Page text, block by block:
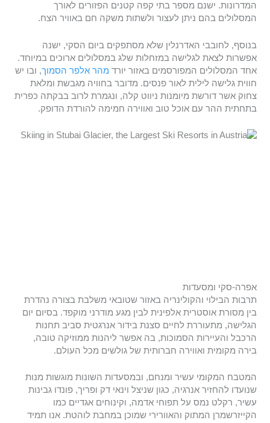
המדרונות. ישנם מספר בתי קפה קטנים הפזורים לאורך
המסלולים בהם ניתן לעצור ולשתות משקה חם באוויר הצח.
בנוסף, לחובבי האדרנלין שלא מסתפקים ביום הסקי, ישנה
אפשרות לצאת לגלישה במזחלות שלג במסלולים ארוכים במיוחד.
אחד המסלולים המפורסמים באזור יורד מהר אלפר הסמוך, ובו יש
חווית גלישה לילית לאור פנסים. מדובר בחוויה מגבשת ומלאת
צחוק אשר דורשת מיומנות ניווט קלה, ונגמרת לרוב בבקתה כפרית
בתחתית ההר עם אוכל טוב ואווירה חמימה להורדת הדופק.
אפרה-סקי ומסעדות
תרבות הבילוי והקולינריה באזור שטובאי משלבת בצורה נהדרת
בין מסורת אוסטרית אלפינית לבין מגע מודרני מוקפד. בסיום יום
הגלישה, מתעוררת לחיים סצנת בידור אנרגטית סביב תחנות
הרכבל והעיירות הסמוכות, בה אפשר ליהנות ממוזיקה טובה,
בירה מקומית ואווירה חברותית של גולשים מכל העולם.
המטבח המקומי עשיר ומנחם, ובמסעדות השונות מוגשות מנות
שנועדו להחזיר אנרגיה, כגון שניצל וינאי דק ופריך, פונדו גבינות
עשיר, רקלט נמס על תפוחי אדמה, וקינוחים אגדיים כמו
הקייזרשמרן המתוק והאוורירי שמוכן במחבת לוהטת. אנו תמיד